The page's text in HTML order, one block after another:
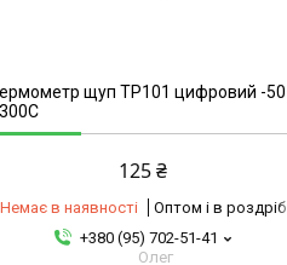
щуп TP101 цифровий -50
125 ₴
Немає в наявності
Оптом і в роздріб
+380 (95) 702-51-41
Олег